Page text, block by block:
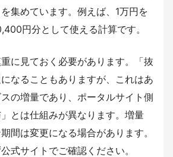
集めています。例えば、1万円を
円分として使える計算です。
に見ておく必要があります。「抜
なることもありますが、これはあ
の増量であり、ポータルサイト側
とは仕組みが異なります。増量
間は変更になる場合があります。
式サイトでご確認ください。